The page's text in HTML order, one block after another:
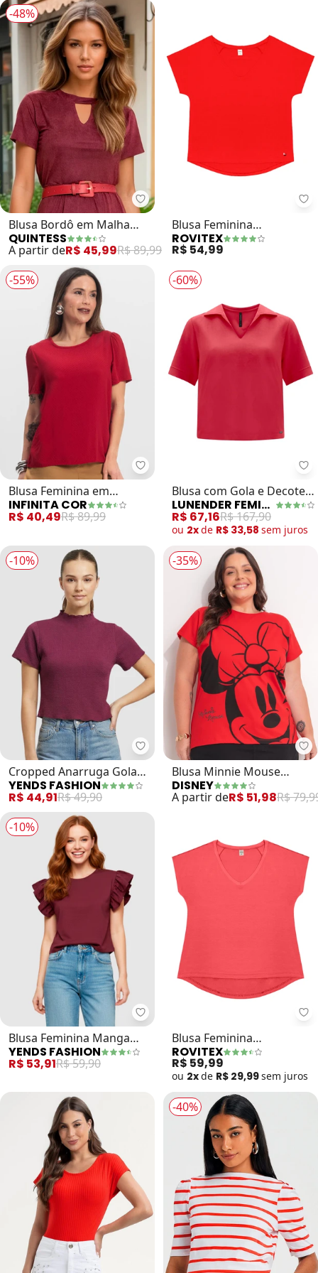
-48%
Quintess - Blusa Bordô em
Blusa Bordô em Malha
Suede com Recorte no
Decote
QUINTESS
A partir deR$ 45,99R$ 89,99
Blusa Feminina
Viscotorcion (Vermelho)
ROVITEX
R$ 54,99
-55%
Infinita Cor - Blusa Feminina em
Blusa Feminina em
Viscose (Vermelho)
INFINITA COR
R$ 40,49R$ 89,99
-60%
Blusa com Gola e Decote
em V (Vermelho)LUNENDER FEMININA
R$ 67,16R$ 167,90
ou 2xde R$ 33,58 sem juros
-10%
Yends Fashion - Cropped
Cropped Anarruga Gola
Alta Cacharrel (Vermelho)
YENDS FASHION
R$ 44,91R$ 49,90
-35%
Blusa Minnie Mouse
(Vermelho)
DISNEY
A partir deR$ 51,98R$
-10%
Yends Fashion - Blusa Feminina
Blusa Feminina Manga
Babado (Vermelho)
YENDS FASHION
R$ 53,91R$ 59,90
Blusa Feminina
Viscotorcion (Vermelho)
ROVITEX
R$ 59,99
ou 2xde R$ 29,99sem juros
-40%